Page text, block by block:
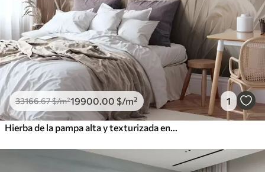
33166.67$/m²19900 .00 $/m² 1